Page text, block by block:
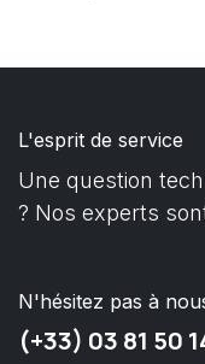
L'esprit de service
Une question
? Nos experts
N'hésitez pas à
(+33) 03 81 50